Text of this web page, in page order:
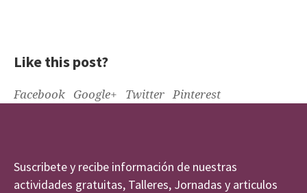
Like this post?
Facebook Google+ Twitter Pinterest
Suscribete y recibe información de nuestras
actividades gratuitas, Talleres, Jornadas y articulos